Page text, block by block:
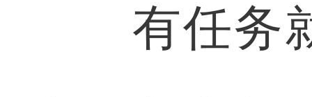
有任务就